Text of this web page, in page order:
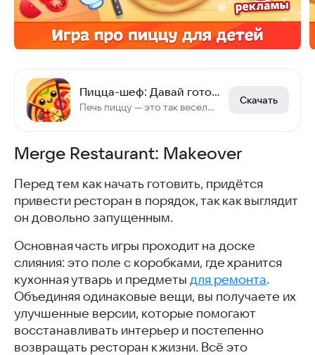
Пицца-шеф: Давай готовить пиццу
Печь пиццу — это так весело! Наша уютная кухня для детей ждёт маленьких поваров!
Скачать
Merge Restaurant: Makeover
Перед тем как начать готовить, придётся
привести ресторан в порядок, так как выглядит
он довольно запущенным.
Основная часть игры проходит на доске
слияния: это поле с коробками, где хранится
кухонная утварь и предметы для ремонта.
Объединяя одинаковые вещи, вы получаете их
улучшенные версии, которые помогают
восстанавливать интерьер и постепенно
возвращать ресторан к жизни. Всё это